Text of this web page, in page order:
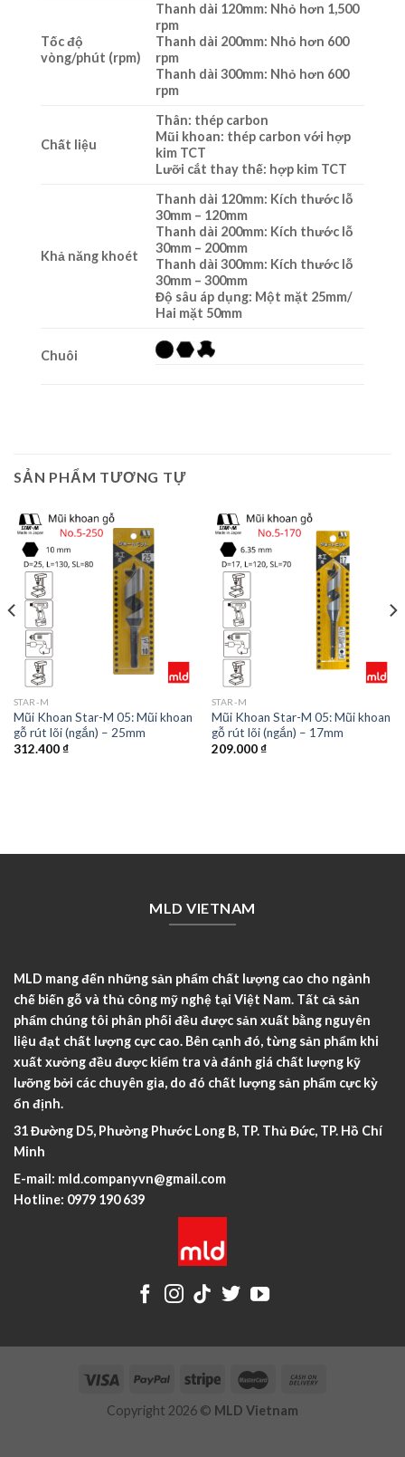
Tốc độ
vòng/phút (rpm)
Thanh dài 120mm: Nhỏ hơn 1,500
rpm
Thanh dài 200mm: Nhỏ hơn 600
rpm
Thanh dài 300mm: Nhỏ hơn 600
rpm
Chất liệu
Thân: thép carbon
Mũi khoan: thép carbon với hợp
kim TCT
Lưỡi cắt thay thế: hợp kim TCT
Khả năng khoét
Thanh dài 120mm: Kích thước lỗ
30mm – 120mm
Thanh dài 200mm: Kích thước lỗ
30mm – 200mm
Thanh dài 300mm: Kích thước lỗ
30mm – 300mm
Độ sâu áp dụng: Một mặt 25mm/
Hai mặt 50mm
Chuôi
SẢN PHẨM TƯƠNG TỰ
STAR-M
Mũi Khoan Star-M 05: Mũi khoan
gỗ rút lõi (ngắn) – 25mm
312.400₫
STAR-M
Mũi Khoan Star-M 05: Mũi khoan
gỗ rút lõi (ngắn) – 17mm
209.000₫
MLD VIETNAM
MLD mang đến những sản phẩm chất lượng cao cho ngành
chế biến gỗ và thủ công mỹ nghệ tại Việt Nam. Tất cả sản
phẩm chúng tôi phân phối đều được sản xuất bằng nguyên
liệu đạt chất lượng cực cao. Bên cạnh đó, từng sản phẩm khi
xuất xưởng đều được kiểm tra và đánh giá chất lượng kỹ
lưỡng bởi các chuyên gia, do đó chất lượng sản phẩm cực kỳ
ổn định.
31 Đường D5, Phường Phước Long B, TP. Thủ Đức, TP. Hồ Chí
Minh
E-mail: mld.companyvn@gmail.com
Hotline: 0979 190 639
Copyright 2026 © MLD Vietnam